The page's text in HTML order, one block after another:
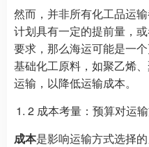
然而，并非所有化工品运
计划具有一定的提前量，
要求，那么海运可能是一
基础化工原料，如聚乙烯
运输，以降低运输成本。
2 成本考量：预算对运
成本是影响运输方式选择的